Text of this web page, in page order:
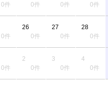
0件
0件
0件
0件
0件
26
0件
27
0件
28
0件
0件
2
0件
3
0件
4
0件